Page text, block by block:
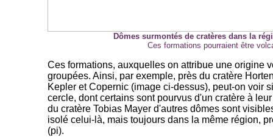
Dômes surmontés de cratères dans la
Ces formations pourraient être
Ces formations, auxquelles on attribue une origine
groupées. Ainsi, par exemple, près du cratère
Kepler et Copernic (image ci-dessus), peut-on voir
cercle, dont certains sont pourvus d'un cratère à
du cratère Tobias Mayer d'autres dômes sont
isolé celui-là, mais toujours dans la même région,
(pi).